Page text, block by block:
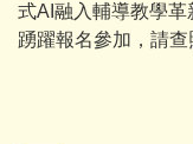
式AI融入輔導教學
踴躍報名參加，請